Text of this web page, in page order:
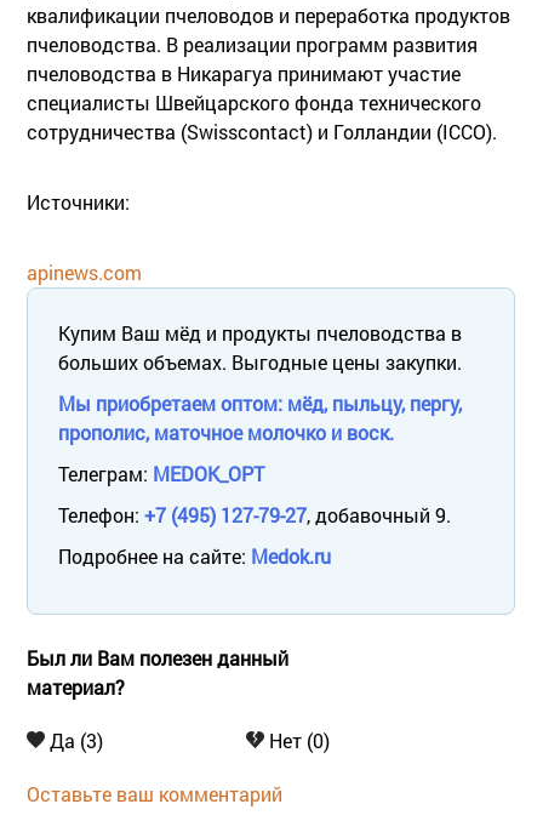
квалификации пчеловодов и переработка продуктов
пчеловодства. В реализации программ развития
пчеловодства в Никарагуа принимают участие
специалисты Швейцарского фонда технического
сотрудничества (Swisscontact) и Голландии (ICCO).
Источники:
apinews.com
Купим Ваш мёд и продукты пчеловодства в
больших объемах. Выгодные цены закупки.
Мы приобретаем оптом: мёд, пыльцу, пергу,
прополис, маточное молочко и воск.
Телеграм: MEDOK_OPT
Телефон: +7 (495) 127-79-27, добавочный 9.
Подробнее на сайте: Medok.ru
Был ли Вам полезен данный
материал?
Да (3) Нет (0)
Оставьте ваш комментарий